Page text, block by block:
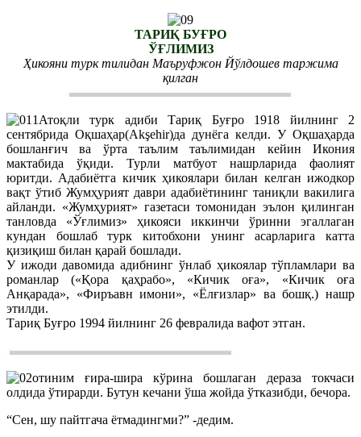
ТАРИҚ БУҒРО
ЎҒЛИМИЗ
Ҳикояни турк тилидан Маъруфжон Йўлдошев таржима
қилган
Атоқли турк адиби Тариқ Буғро 1918 йилнинг 2
сентябрида Оқшаҳар(Akşehir)да дунёга келди. У Оқшаҳарда
бошланғич ва ўрта таълим таълимидан кейин Икония
мактабида ўқиди. Турли матбуот нашрларида фаолият
юритди. Адабиётга кичик ҳикоялари билан келган ижодкор
вақт ўтиб Жумҳурият даври адабиётининг таниқли вакилига
айланди. «Жумҳурият» газетаси томонидан эълон қилинган
танловда «Ўғлимиз» ҳикояси иккинчи ўринни эгаллаган
кундан бошлаб турк китобхони унинг асарларига катта
қизиқиш билан қарай бошлади.
У ижоди давомида адибнинг ўнлаб ҳикоялар тўпламлари ва
романлар («Қора қаҳрабо», «Кичик оға», «Кичик оға
Анқарада», «Фиръавн имони», «Ёлғизлар» ва бошқ.) нашр
этилди.
Тариқ Буғро 1994 йилнинг 26 февралида вафот этган.
отиним ғира-шира кўрина бошлаган дераза токчаси
олдида ўтирарди. Бутун кечани ўша жойда ўтказибди, бечора.
“Сен, шу пайтгача ётмадингми?” -дедим.